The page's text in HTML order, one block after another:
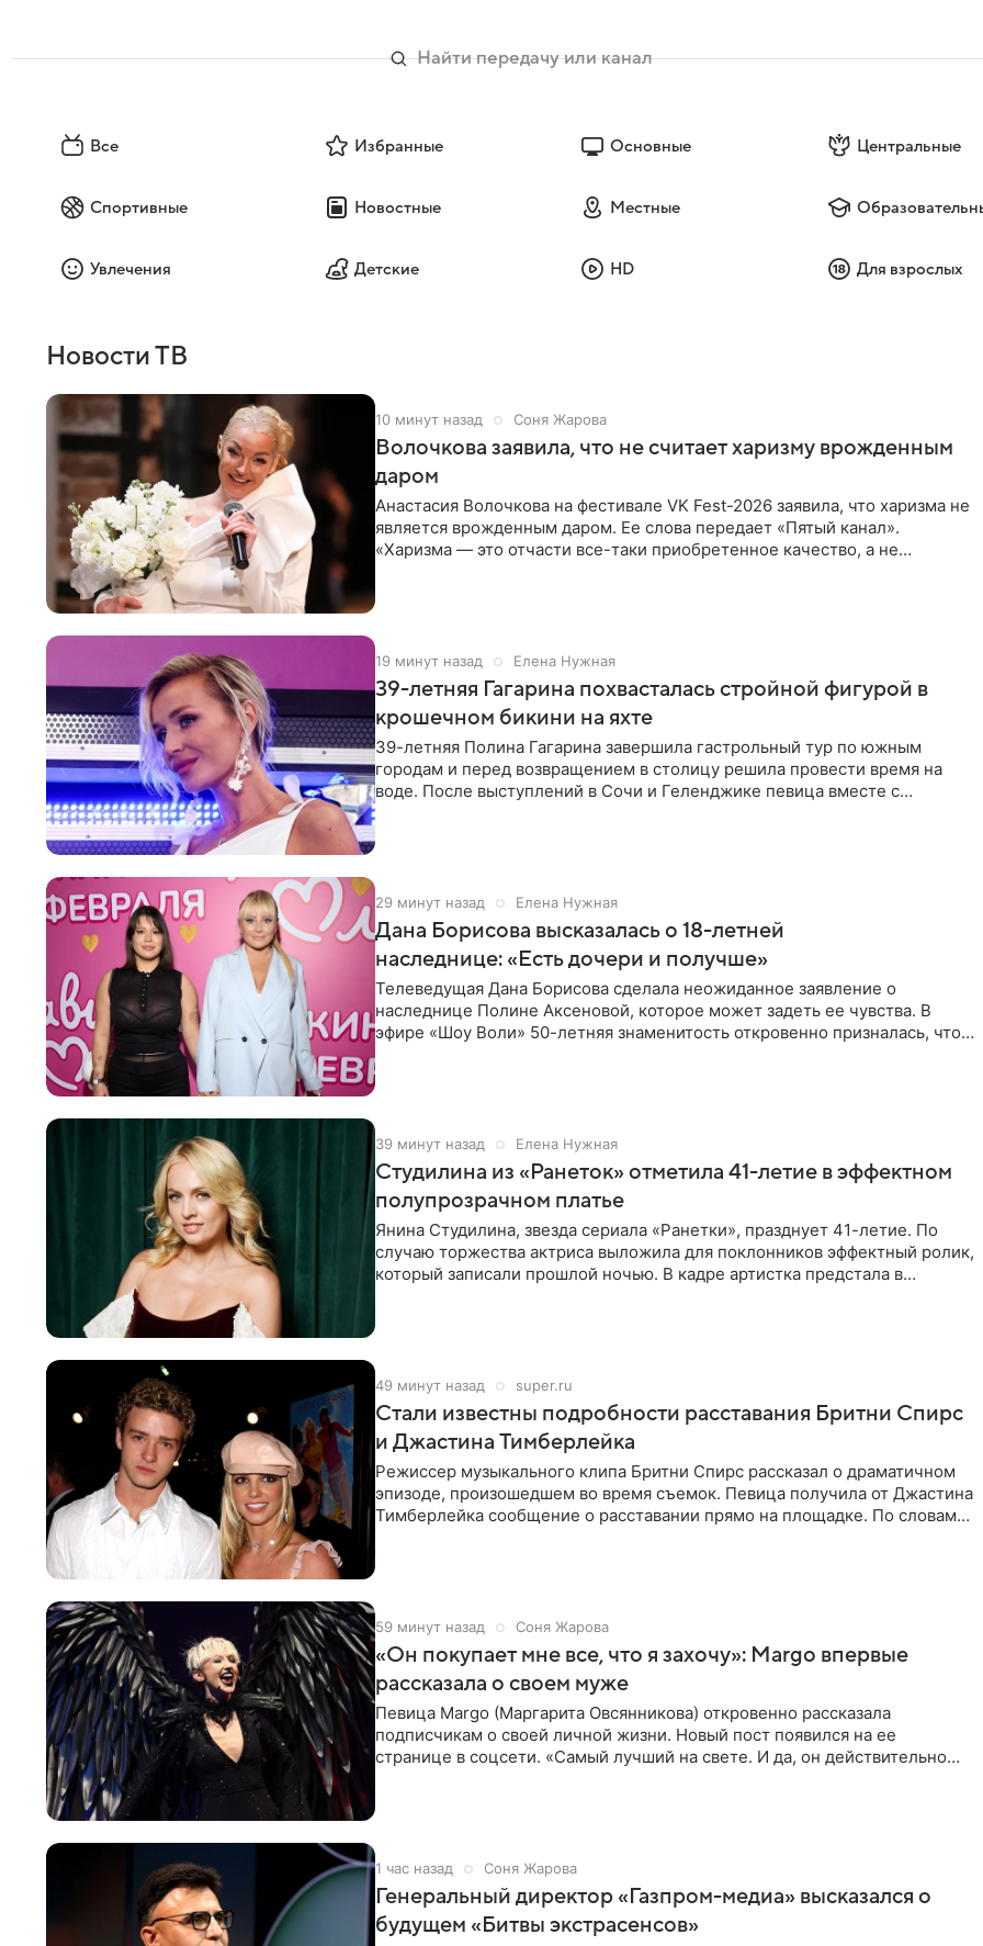
Все Избранные Основные Центральные
Спортивные Новостные Местные
Увлечения Детские HD Для взрослых
Новости ТВ
10 минут назад Соня Жарова
Волочкова заявила, что не считает харизму врожденным
даром
Анастасия Волочкова на фестивале VK Fest-2026 заявила, что харизма не
является врожденным даром. Ее слова передает «Пятый канал».
«Харизма — это отчасти все-таки приобретенное качество, а не
19 минут назад Елена Нужная
39-летняя Гагарина похвасталась стройной фигурой в
крошечном бикини на яхте
39-летняя Полина Гагарина завершила гастрольный тур по южным
городам и перед возвращением в столицу решила провести время на
воде. После выступлений в Сочи и Геленджике певица вместе с
29 минут назад Елена Нужная
Дана Борисова высказалась о 18-летней
наследнице: «Есть дочери и получше»
Телеведущая Дана Борисова сделала неожиданное заявление о
наследнице Полине Аксеновой, которое может задеть ее чувства. В
эфире «Шоу Воли» 50-летняя знаменитость откровенно призналась, что
39 минут назад Елена Нужная
Студилина из «Ранеток» отметила 41-летие в эффектном
полупрозрачном платье
Янина Студилина, звезда сериала «Ранетки», празднует 41-летие. По
случаю торжества актриса выложила для поклонников эффектный ролик,
который записали прошлой ночью. В кадре артистка предстала в
49 минут назад super.ru
Стали известны подробности расставания Бритни Спирс
и Джастина Тимберлейка
Режиссер музыкального клипа Бритни Спирс рассказал о драматичном
эпизоде, произошедшем во время съемок. Певица получила от Джастина
Тимберлейка сообщение о расставании прямо на площадке. По словам
59 минут назад Соня Жарова
«Он покупает мне все, что я захочу»: Margo впервые
рассказала о своем муже
Певица Margo (Маргарита Овсянникова) откровенно рассказала
подписчикам о своей личной жизни. Новый пост появился на ее
странице в соцсети. «Самый лучший на свете. И да, он действительно
1 час назад Соня Жарова
Генеральный директор «Газпром-медиа» высказался о
будущем «Битвы экстрасенсов»